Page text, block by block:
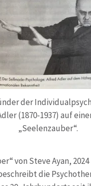
der
(1870-1937) auf
„Seelenzauber“.
von Steve Ayan,
die